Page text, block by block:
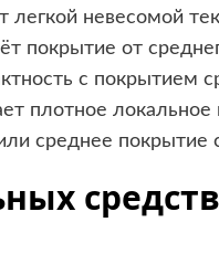
невесомой
покрытие от
с покрытием
плотное локальное
среднее
средств